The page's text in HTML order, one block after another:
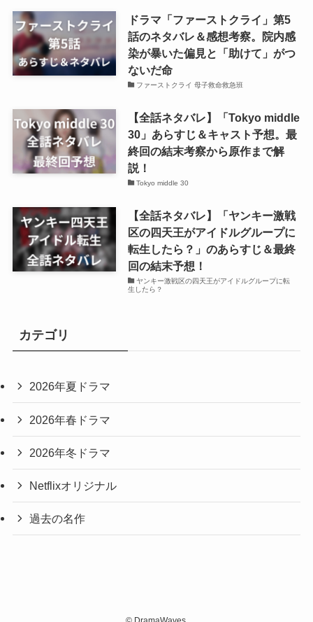
ドラマ「ファーストクライ」第5
話のネタバレ＆感想考察。院内感
染が暴いた偏見と「助けて」がつ
ないだ命
ファーストクライ 母子救命救急班
【全話ネタバレ】「Tokyo middle
30」あらすじ＆キャスト予想。最
終回の結末考察から原作まで解
説！
Tokyo middle 30
【全話ネタバレ】「ヤンキー激戦
区の四天王がアイドルグループに
転生したら？」のあらすじ＆最終
回の結末予想！
ヤンキー激戦区の四天王がアイドルグループに転
生したら？
カテゴリ
2026年夏ドラマ
2026年春ドラマ
2026年冬ドラマ
Netflixオリジナル
過去の名作